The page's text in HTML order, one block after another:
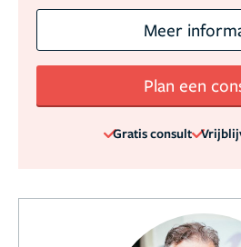
Meer
Plan een
Gratis consult